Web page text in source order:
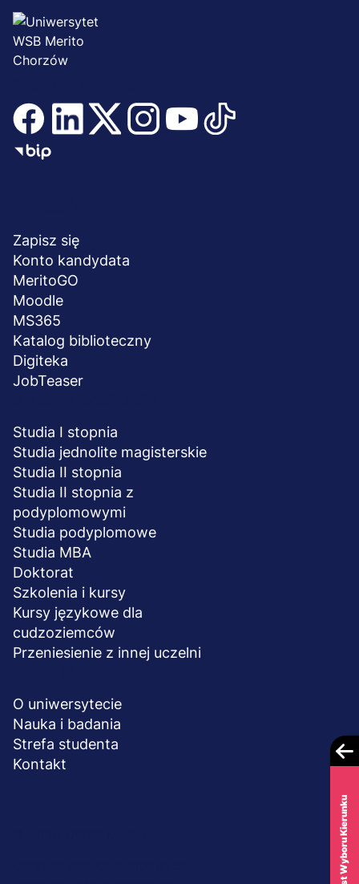
stopka
Zapisz się
Konto kandydata
MeritoGO
Moodle
MS365
Katalog biblioteczny
Digiteka
JobTeaser
Studia I stopnia
Studia jednolite magisterskie
Studia II stopnia
Studia II stopnia z
podyplomowymi
Studia podyplomowe
Studia MBA
Doktorat
Szkolenia i kursy
Kursy językowe dla
cudzoziemców
Przeniesienie z innej uczelni
O uniwersytecie
Nauka i badania
Strefa studenta
Kontakt
Test Wyboru Kierunku